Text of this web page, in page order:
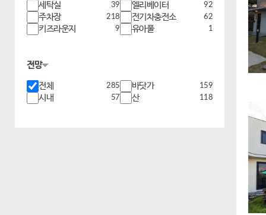
세탁실 39 엘리베이터 92
주차장 218 전기차충전소 62
키즈라운지 9 유아풀 1
전망
전체 285 바닷가 159
시내 57 산 118